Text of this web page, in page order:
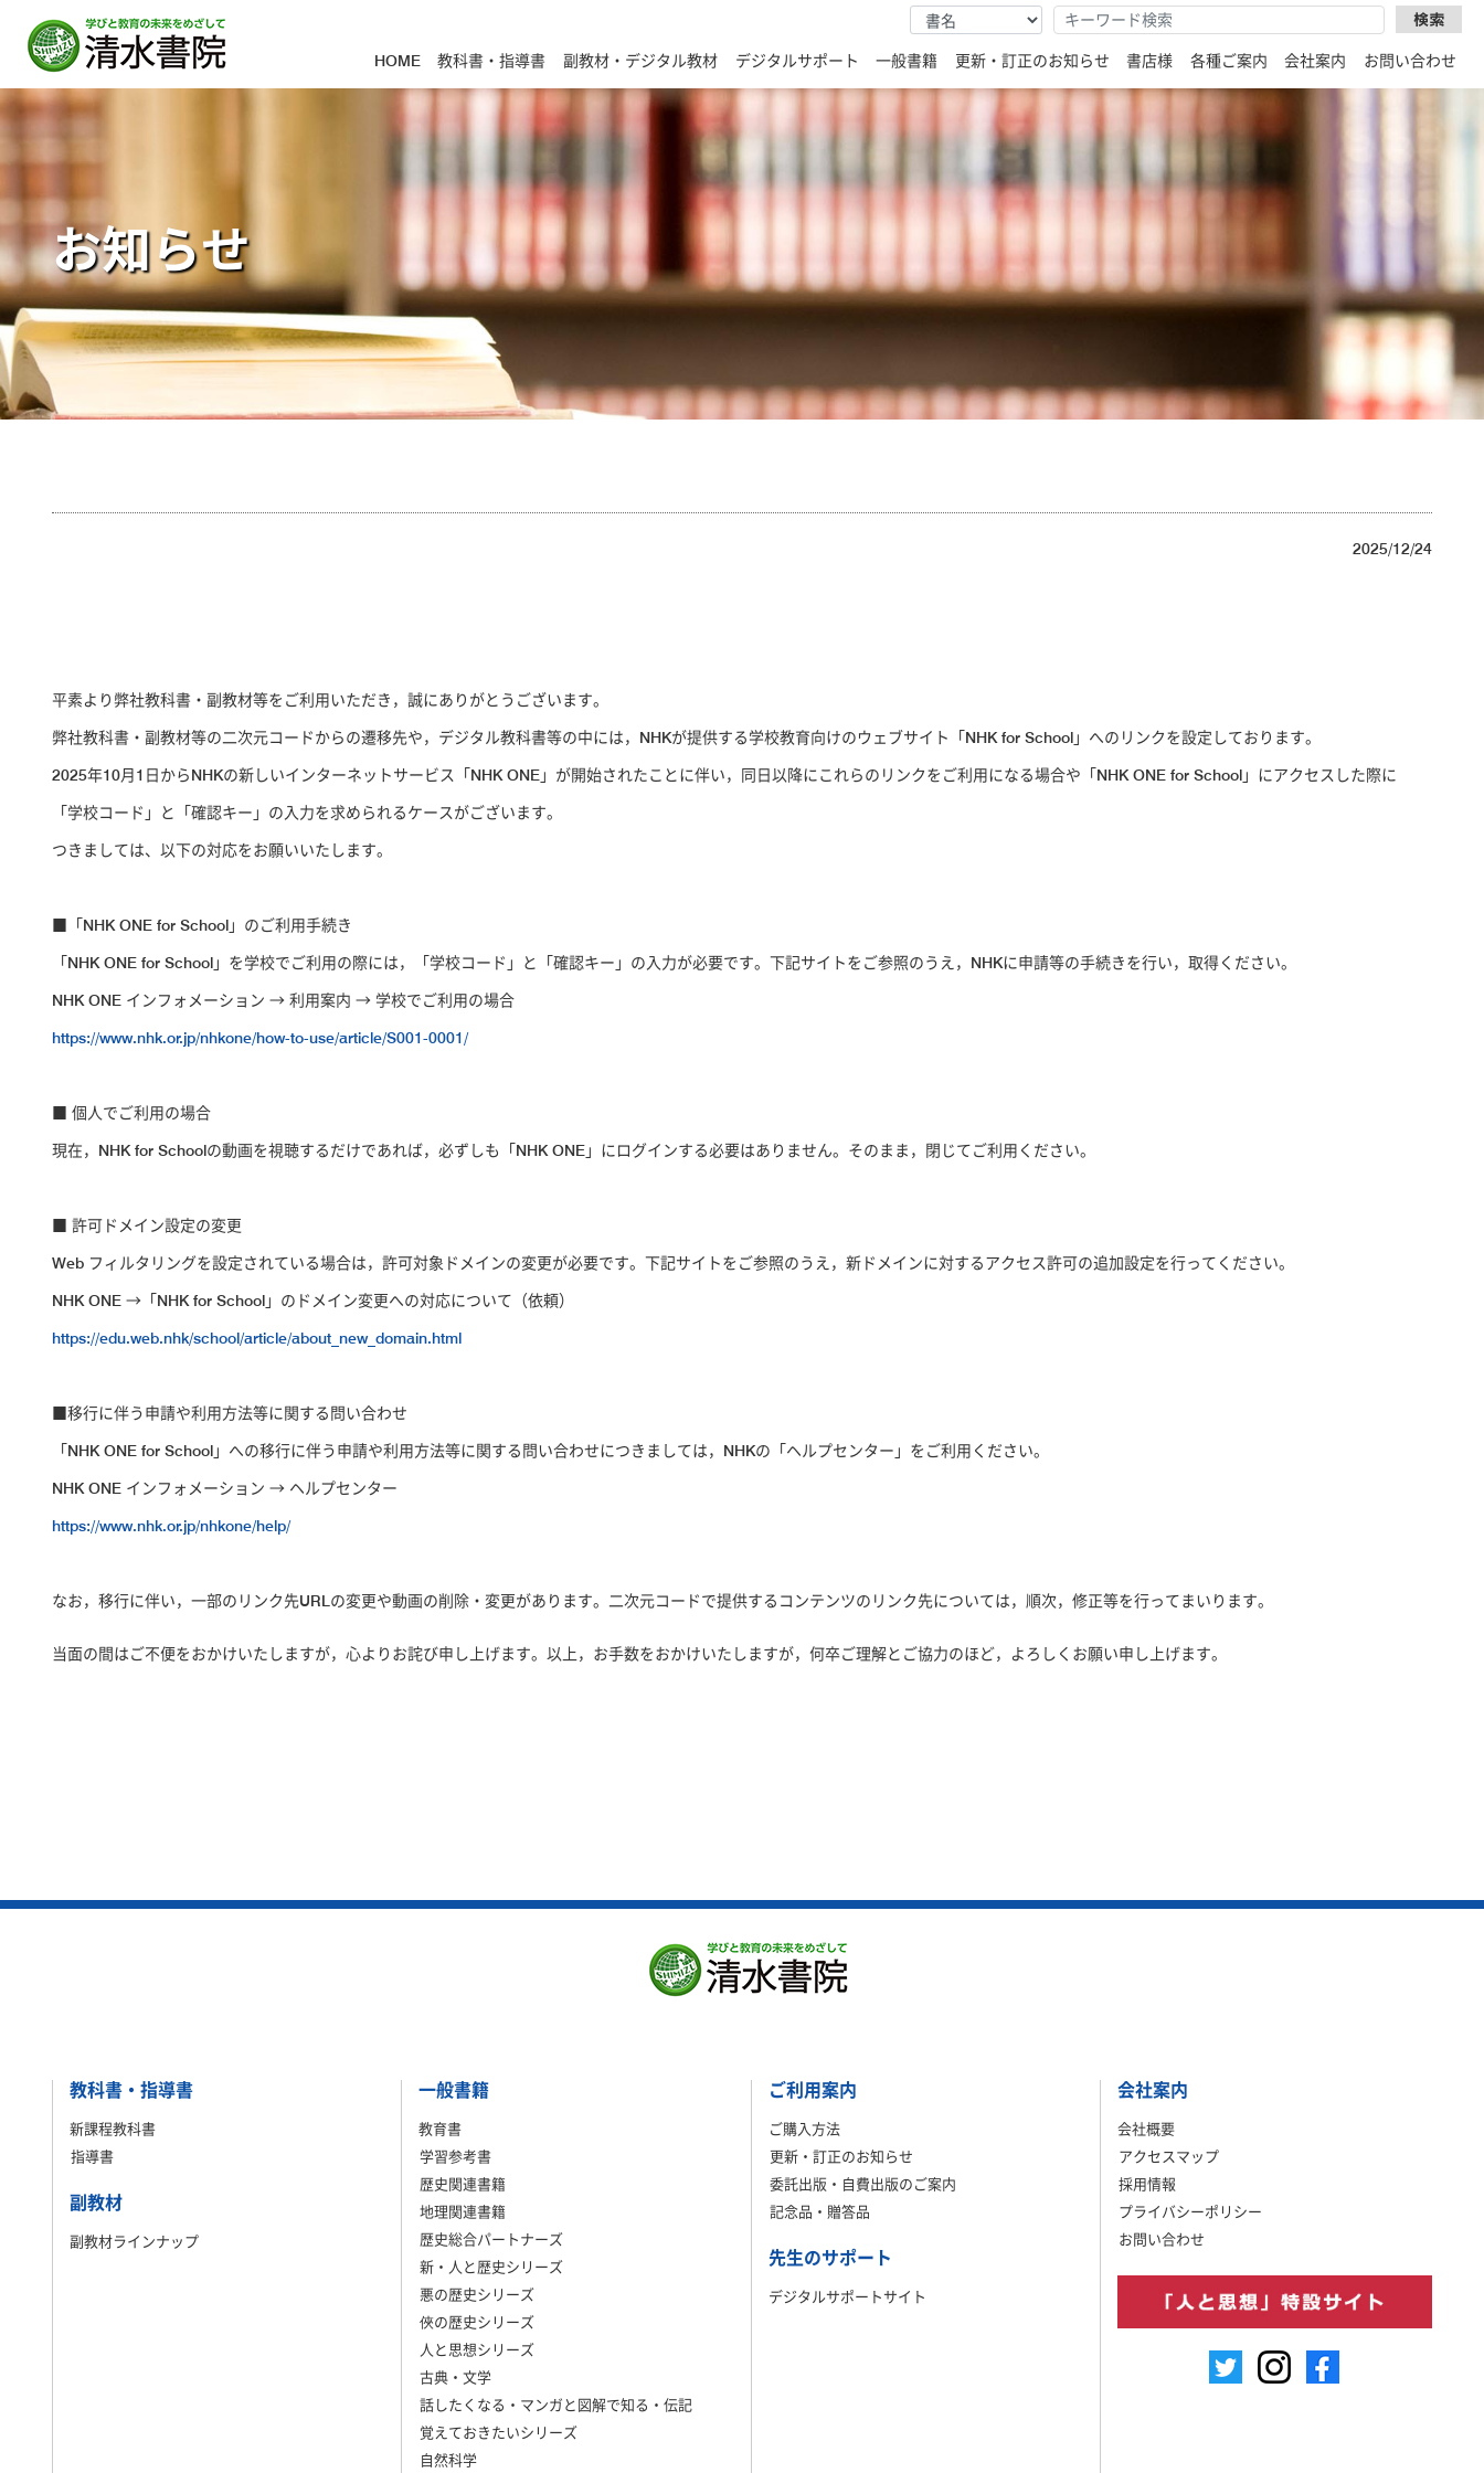
HOME 教科書・指導書 副教材・デジタル教材 デジタルサポート 一般書籍 更新・訂正のお知らせ 書店様 各種ご案内 会社案内 お問い合わせ
お知らせ
2025/12/24
平素より弊社教科書・副教材等をご利用いただき，誠にありがとうございます。
弊社教科書・副教材等の二次元コードからの遷移先や，デジタル教科書等の中には，NHKが提供する学校教育向けのウェブサイト「NHK for School」へのリンクを設定しております。
2025年10月1日からNHKの新しいインターネットサービス「NHK ONE」が開始されたことに伴い，同日以降にこれらのリンクをご利用になる場合や「NHK ONE for School」にアクセスした際に
「学校コード」と「確認キー」の入力を求められるケースがございます。
つきましては、以下の対応をお願いいたします。
■「NHK ONE for School」のご利用手続き
「NHK ONE for School」を学校でご利用の際には，「学校コード」と「確認キー」の入力が必要です。下記サイトをご参照のうえ，NHKに申請等の手続きを行い，取得ください。
NHK ONE インフォメーション → 利用案内 → 学校でご利用の場合
https://www.nhk.or.jp/nhkone/how-to-use/article/S001-0001/
■ 個人でご利用の場合
現在，NHK for Schoolの動画を視聴するだけであれば，必ずしも「NHK ONE」にログインする必要はありません。そのまま，閉じてご利用ください。
■ 許可ドメイン設定の変更
Web フィルタリングを設定されている場合は，許可対象ドメインの変更が必要です。下記サイトをご参照のうえ，新ドメインに対するアクセス許可の追加設定を行ってください。
NHK ONE →「NHK for School」のドメイン変更への対応について（依頼）
https://edu.web.nhk/school/article/about_new_domain.html
■移行に伴う申請や利用方法等に関する問い合わせ
「NHK ONE for School」への移行に伴う申請や利用方法等に関する問い合わせにつきましては，NHKの「ヘルプセンター」をご利用ください。
NHK ONE インフォメーション → ヘルプセンター
https://www.nhk.or.jp/nhkone/help/
なお，移行に伴い，一部のリンク先URLの変更や動画の削除・変更があります。二次元コードで提供するコンテンツのリンク先については，順次，修正等を行ってまいります。
当面の間はご不便をおかけいたしますが，心よりお詫び申し上げます。以上，お手数をおかけいたしますが，何卒ご理解とご協力のほど，よろしくお願い申し上げます。
教科書・指導書
新課程教科書
指導書
副教材
副教材ラインナップ
一般書籍
教育書
学習参考書
歴史関連書籍
地理関連書籍
歴史総合パートナーズ
新・人と歴史シリーズ
悪の歴史シリーズ
俠の歴史シリーズ
人と思想シリーズ
古典・文学
話したくなる・マンガと図解で知る・伝記
覚えておきたいシリーズ
自然科学
ご利用案内
ご購入方法
更新・訂正のお知らせ
委託出版・自費出版のご案内
記念品・贈答品
先生のサポート
デジタルサポートサイト
会社案内
会社概要
アクセスマップ
採用情報
プライバシーポリシー
お問い合わせ